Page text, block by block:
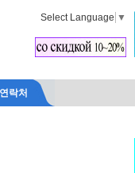
Select Language ▼
락처